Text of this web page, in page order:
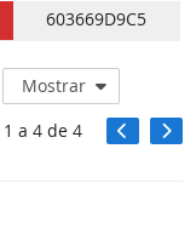
603669D9C5
Mostrar
1 a 4de 4